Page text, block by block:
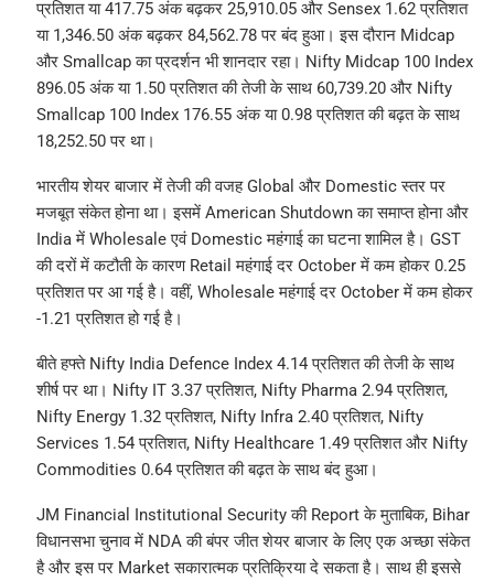
प्रतिशत या 417.75 अंक बढ़कर 25,910.05 और Sensex 1.62 प्रतिशत
या 1,346.50 अंक बढ़कर 84,562.78 पर बंद हुआ। इस दौरान Midcap
और Smallcap का प्रदर्शन भी शानदार रहा। Nifty Midcap 100 Index
896.05 अंक या 1.50 प्रतिशत की तेजी के साथ 60,739.20 और Nifty
Smallcap 100 Index 176.55 अंक या 0.98 प्रतिशत की बढ़त के साथ
18,252.50 पर था।
भारतीय शेयर बाजार में तेजी की वजह Global और Domestic स्तर पर
मजबूत संकेत होना था। इसमें American Shutdown का समाप्त होना और
India में Wholesale एवं Domestic महंगाई का घटना शामिल है। GST
की दरों में कटौती के कारण Retail महंगाई दर October में कम होकर 0.25
प्रतिशत पर आ गई है। वहीं, Wholesale महंगाई दर October में कम होकर
-1.21 प्रतिशत हो गई है।
बीते हफ्ते Nifty India Defence Index 4.14 प्रतिशत की तेजी के साथ
शीर्ष पर था। Nifty IT 3.37 प्रतिशत, Nifty Pharma 2.94 प्रतिशत,
Nifty Energy 1.32 प्रतिशत, Nifty Infra 2.40 प्रतिशत, Nifty
Services 1.54 प्रतिशत, Nifty Healthcare 1.49 प्रतिशत और Nifty
Commodities 0.64 प्रतिशत की बढ़त के साथ बंद हुआ।
JM Financial Institutional Security की Report के मुताबिक, Bihar
विधानसभा चुनाव में NDA की बंपर जीत शेयर बाजार के लिए एक अच्छा संकेत
है और इस पर Market सकारात्मक प्रतिक्रिया दे सकता है। साथ ही इससे